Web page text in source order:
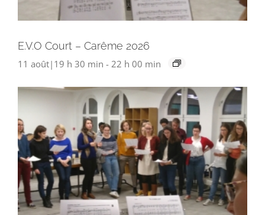
E.V.O Court – Carême 2026
11 août|19 h 30 min - 22 h 00 min